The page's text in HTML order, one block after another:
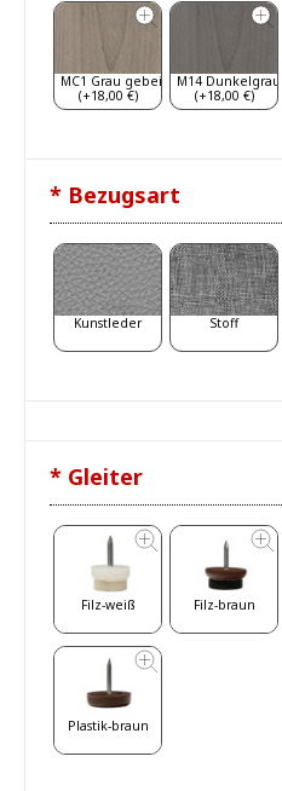
MC1 Grau gebeizt
(+18,00 €)
M14 Dunkelgrau
(+18,00 €)
* Bezugsart
Kunstleder Stoff
* Gleiter
Filz-weiß Filz-braun
Plastik-braun